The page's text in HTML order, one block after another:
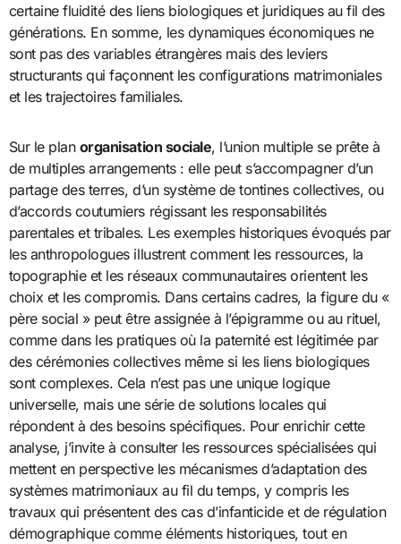
certaine fluidité des liens biologiques et juridiques au fil des
générations. En somme, les dynamiques économiques ne
sont pas des variables étrangères mais des leviers
structurants qui façonnent les configurations matrimoniales
et les trajectoires familiales.
Sur le plan organisation sociale, l’union multiple se prête à
de multiples arrangements : elle peut s’accompagner d’un
partage des terres, d’un système de tontines collectives, ou
d’accords coutumiers régissant les responsabilités
parentales et tribales. Les exemples historiques évoqués par
les anthropologues illustrent comment les ressources, la
topographie et les réseaux communautaires orientent les
choix et les compromis. Dans certains cadres, la figure du «
père social » peut être assignée à l’épigramme ou au rituel,
comme dans les pratiques où la paternité est légitimée par
des cérémonies collectives même si les liens biologiques
sont complexes. Cela n’est pas une unique logique
universelle, mais une série de solutions locales qui
répondent à des besoins spécifiques. Pour enrichir cette
analyse, j’invite à consulter les ressources spécialisées qui
mettent en perspective les mécanismes d’adaptation des
systèmes matrimoniaux au fil du temps, y compris les
travaux qui présentent des cas d’infanticide et de régulation
démographique comme éléments historiques, tout en